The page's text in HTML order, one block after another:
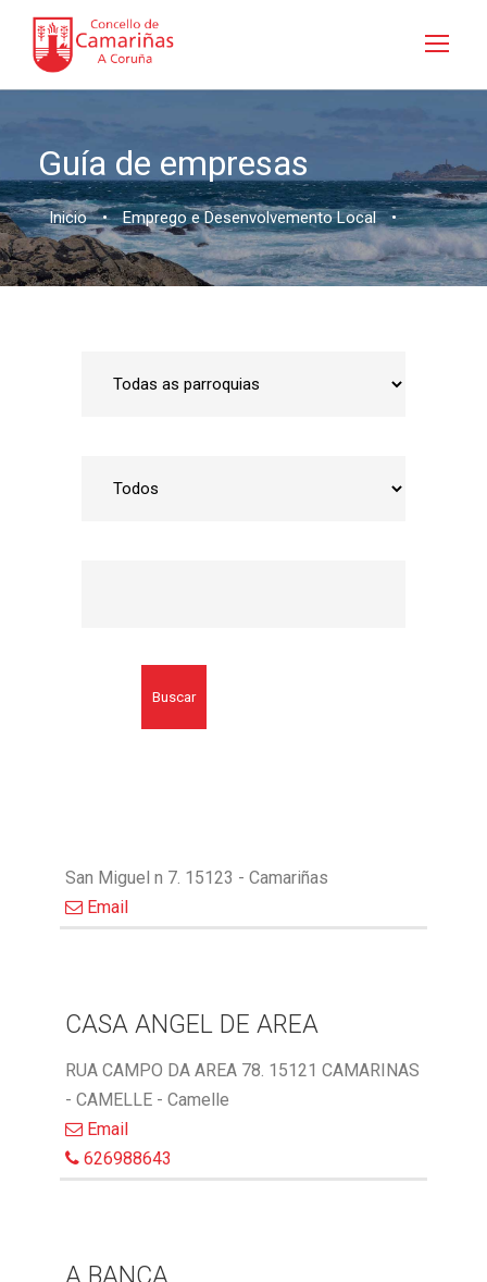
Guía de empresas
Inicio • Emprego e Desenvolvemento Local •
Buscar
San Miguel n 7. 15123 - Camariñas
Email
CASA ANGEL DE AREA
RUA CAMPO DA AREA 78. 15121 CAMARINAS
- CAMELLE - Camelle
Email
626988643